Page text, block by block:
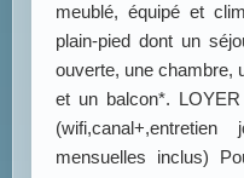
meublé, équipé et
plain-pied dont un
ouverte, une chambre,
et un balcon*.
mensuelles inclus)